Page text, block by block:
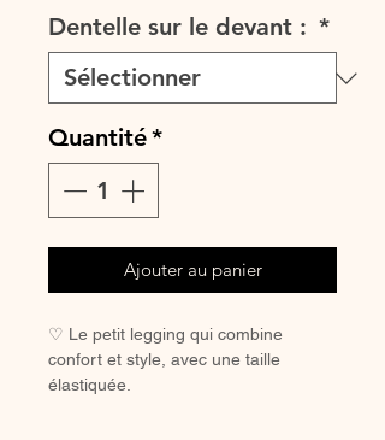
Dentelle sur le devant : *
Quantité*
Ajouter au panier
♡ Le petit legging qui combine
confort et style, avec une taille
élastiquée.